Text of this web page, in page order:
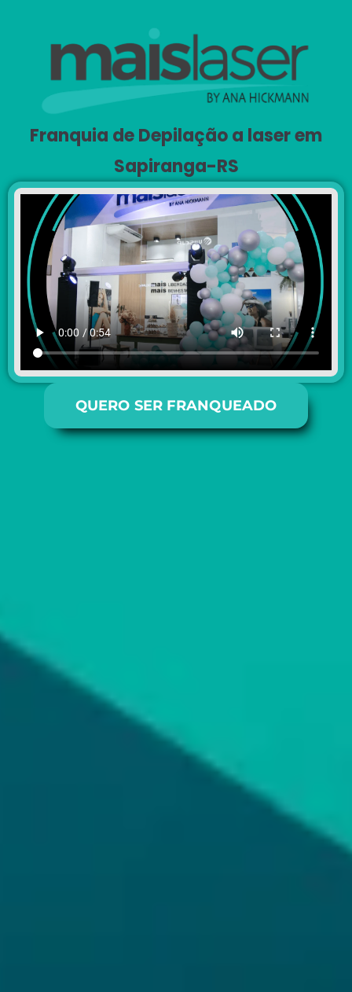
Franquia de Depilação a laser em
Sapiranga-RS
QUERO SER FRANQUEADO